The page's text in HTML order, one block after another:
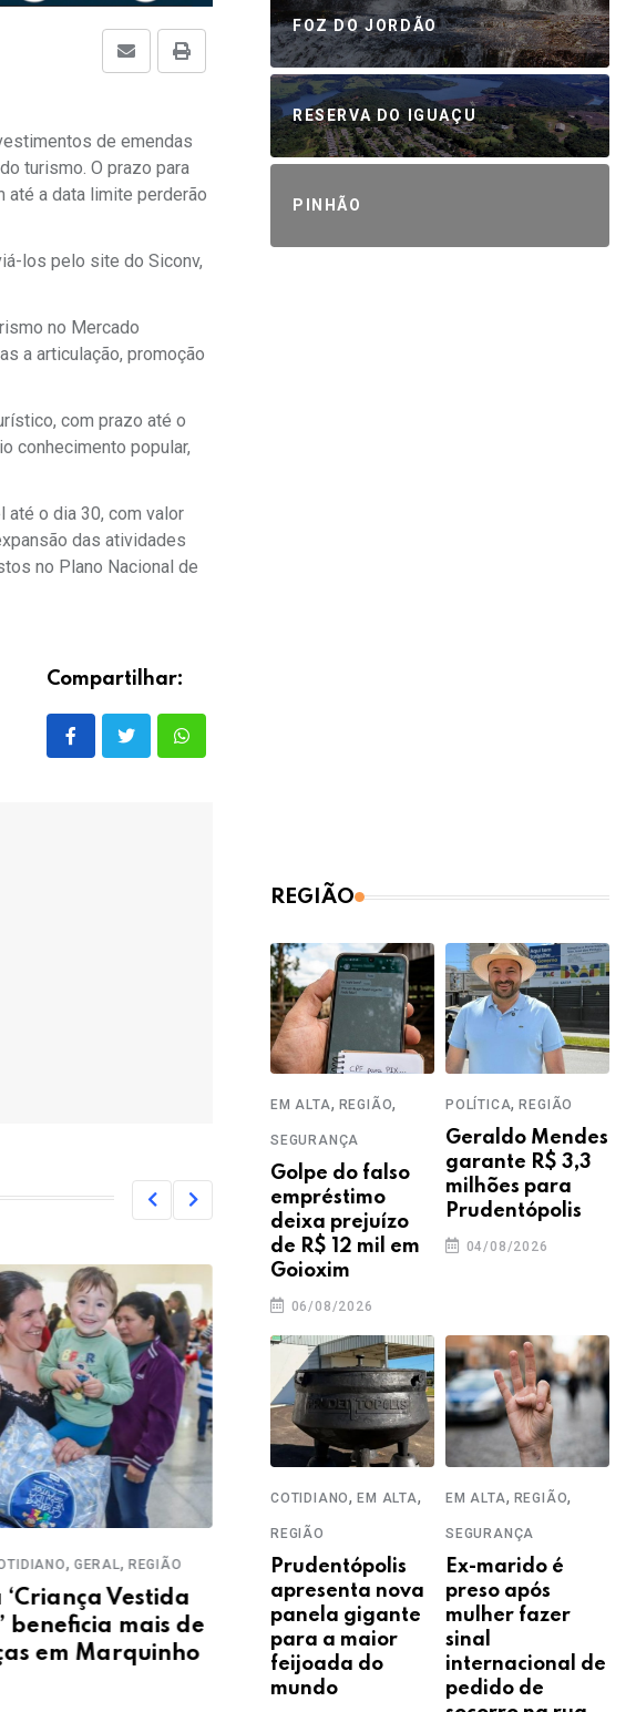
de emendas
turismo. O prazo para
a data limite perderão
los pelo site do Siconv,
no Mercado
a articulação, promoção
com prazo até o
conhecimento popular,
até o dia 30, com valor
das atividades
no Plano Nacional de
Compartilhar:
,PARANÁ
participar do
em Dia + é
COTIDIANO,ECONOMIA GERAL,GUARAPUAVA
Prazo para pagar IPTU com
desconto termina nesta
quarta (10)
09/06/2026
FOZ DO JORDÃO
RESERVA DO IGUAÇU
PINHÃO
REGIÃO
EM ALTA, REGIÃO,
SEGURANÇA
Golpe do falso
empréstimo
deixa prejuízo
de R$ 12 mil em
Goioxim
06/08/2026
POLÍTICA,REGIÃO
Geraldo Mendes
garante R$ 3,3
milhões para
Prudentópolis
04/08/2026
COTIDIANO,EM ALTA,
REGIÃO
Prudentópolis
apresenta nova
panela gigante
para a maior
feijoada do
mundo
EM ALTA, REGIÃO,
SEGURANÇA
Ex-marido é
preso após
mulher fazer
sinal
internacional de
pedido de